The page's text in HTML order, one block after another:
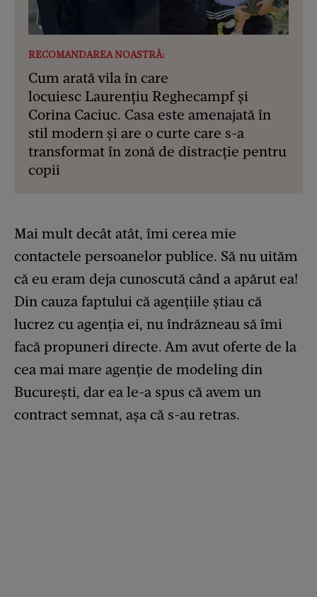
RECOMANDAREA NOASTRĂ:
Cum arată vila în care
locuiesc Laurențiu Reghecampf și
Corina Caciuc. Casa este amenajată în
stil modern și are o curte care s-a
transformat în zonă de distracție pentru
copii
Mai mult decât atât, îmi cerea mie
contactele persoanelor publice. Să nu uităm
că eu eram deja cunoscută când a apărut ea!
Din cauza faptului că agențiile știau că
lucrez cu agenția ei, nu îndrăzneau să îmi
facă propuneri directe. Am avut oferte de la
cea mai mare agenție de modeling din
București, dar ea le-a spus că avem un
contract semnat, așa că s-au retras.